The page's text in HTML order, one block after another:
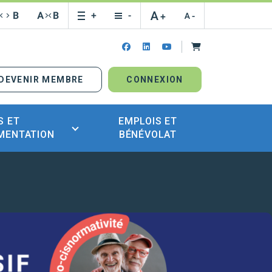
MEMBRE CONNEXION
facebooklinkedin youtubePanier
ET
EMPLOIS ET
BÉNÉVOLAT